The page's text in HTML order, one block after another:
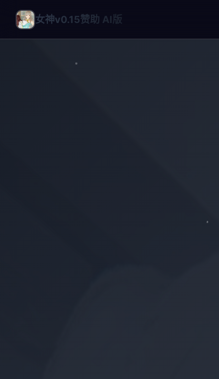
女神v0.15赞助 AI版